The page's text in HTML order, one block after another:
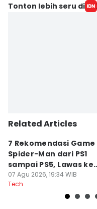
Tonton lebih seru di
Related Articles
7 Rekomendasi Game
Spider-Man dari PS1
sampai PS5, Lawas ke
Modern
07 Agu 2026, 19:34 WIB
Tech